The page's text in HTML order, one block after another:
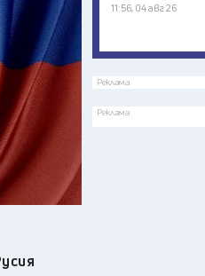
11:56, 04 авг 26
Реклама
Реклама